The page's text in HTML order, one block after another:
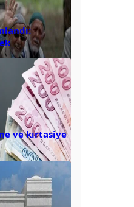
ve kırtasiye